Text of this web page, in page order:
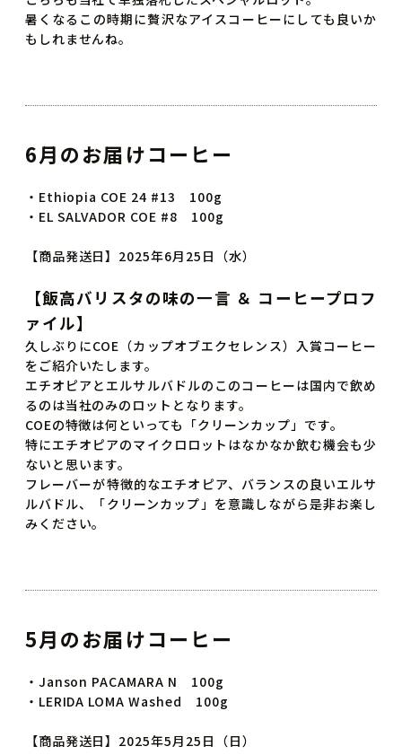
暑くなるこの時期に贅沢なアイスコーヒーにしても良いか
もしれませんね。
6月のお届けコーヒー
・Ethiopia COE 24 #13 100g
・EL SALVADOR COE #8 100g
【商品発送日】2025年6月25日（水）
【飯高バリスタの味の一言 ＆ コーヒープロフ
ァイル】
久しぶりにCOE（カップオブエクセレンス）入賞コーヒー
をご紹介いたします。
エチオピアとエルサルバドルのこのコーヒーは国内で飲め
るのは当社のみのロットとなります。
COEの特徴は何といっても「クリーンカップ」です。
特にエチオピアのマイクロロットはなかなか飲む機会も少
ないと思います。
フレーバーが特徴的なエチオピア、バランスの良いエルサ
ルバドル、「クリーンカップ」を意識しながら是非お楽し
みください。
5月のお届けコーヒー
・Janson PACAMARA N 100g
・LERIDA LOMA Washed 100g
【商品発送日】2025年5月25日（日）